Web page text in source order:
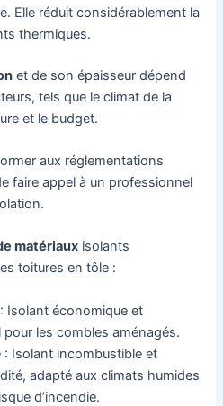
Elle réduit considérablement la
thermiques.
et de son épaisseur dépend
tels que le climat de la
et le budget.
aux réglementations
faire appel à un professionnel
matériaux isolants
toitures en tôle :
Isolant économique et
les combles aménagés.
: Isolant incombustible et
adapté aux climats humides
d’incendie.